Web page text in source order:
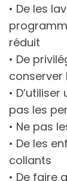
• De les
réduit
• De
conserver
•
pas les
• Ne pas
• De les
collants
• De faire